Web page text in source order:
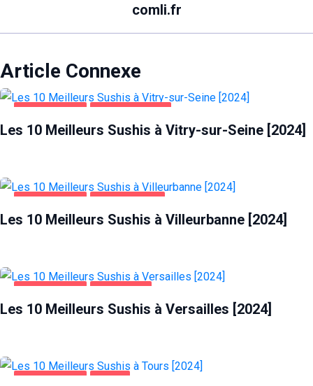
comli.fr
Article Connexe
Les 10 Meilleurs Sushis à Vitry-sur-Seine [2024]
Les 10 Meilleurs Sushis à Villeurbanne [2024]
Les 10 Meilleurs Sushis à Versailles [2024]